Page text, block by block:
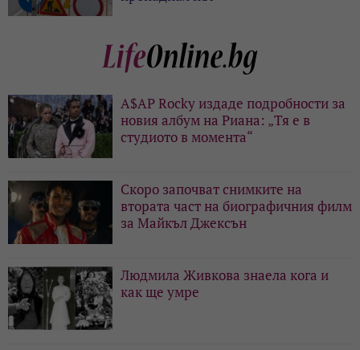
A$AP Rocky издаде подробности за
новия албум на Риана: „Тя е в
студиото в момента“
Скоро започват снимките на
втората част на биографичния филм
за Майкъл Джексън
Людмила Живкова знаела кога и
как ще умре